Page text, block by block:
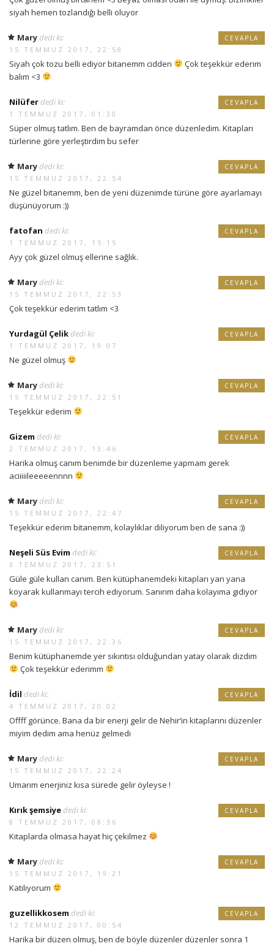
siyah hemen tozlandığı belli oluyor
Mary dedi ki:
15 TEMMUZ 2017, 22:58
Siyah çok tozu belli ediyor bitanemm cidden
Çok teşekkür ederim
balım <3
CEVAPLA
Nilüfer dedi ki:
1 TEMMUZ 2017, 01:30
Süper olmuş tatlım. Ben de bayramdan önce düzenledim. Kitapları
türlerine göre yerleştirdim bu sefer
CEVAPLA
Mary dedi ki:
15 TEMMUZ 2017, 22:54
Ne güzel bitanemm, ben de yeni düzenimde türüne göre ayarlamayı
düşünüyorum :))
CEVAPLA
fatofan dedi ki:
1 TEMMUZ 2017, 15:15
Ayy çok güzel olmuş ellerine sağlık.
CEVAPLA
Mary dedi ki:
15 TEMMUZ 2017, 22:53
Çok teşekkür ederim tatlım <3
CEVAPLA
Yurdagül Çelik dedi ki:
1 TEMMUZ 2017, 19:07
Ne güzel olmuş
CEVAPLA
Mary dedi ki:
15 TEMMUZ 2017, 22:51
Teşekkür ederim
CEVAPLA
Gizem dedi ki:
2 TEMMUZ 2017, 13:46
Harika olmuş canım benimde bir düzenleme yapmam gerek
aciiiiileeeeennnn
CEVAPLA
Mary dedi ki:
15 TEMMUZ 2017, 22:47
Teşekkür ederim bitanemm, kolaylıklar diliyorum ben de sana :))
CEVAPLA
Neşeli Süs Evim dedi ki:
3 TEMMUZ 2017, 23:51
Güle güle kullan canım. Ben kütüphanemdeki kitapları yan yana
koyarak kullanmayı tercih ediyorum. Sanırım daha kolayıma gidiyor
CEVAPLA
Mary dedi ki:
15 TEMMUZ 2017, 22:36
Benim kütüphanemde yer sıkıntısı olduğundan yatay olarak dizdim
Çok teşekkür ederimm
CEVAPLA
İdil dedi ki:
4 TEMMUZ 2017, 20:02
Offff görünce. Bana da bir enerji gelir de Nehir’in kitaplarını düzenler
miyim dedim ama henüz gelmedi
CEVAPLA
Mary dedi ki:
15 TEMMUZ 2017, 22:24
Umarım enerjiniz kısa sürede gelir öyleyse !
CEVAPLA
Kırık şemsiye dedi ki:
8 TEMMUZ 2017, 08:36
Kitaplarda olmasa hayat hiç çekilmez
CEVAPLA
Mary dedi ki:
15 TEMMUZ 2017, 19:21
Katılıyorum
CEVAPLA
guzellikkosem dedi ki:
12 TEMMUZ 2017, 00:54
Harika bir düzen olmuş, ben de böyle düzenler düzenler sonra 1
CEVAPLA